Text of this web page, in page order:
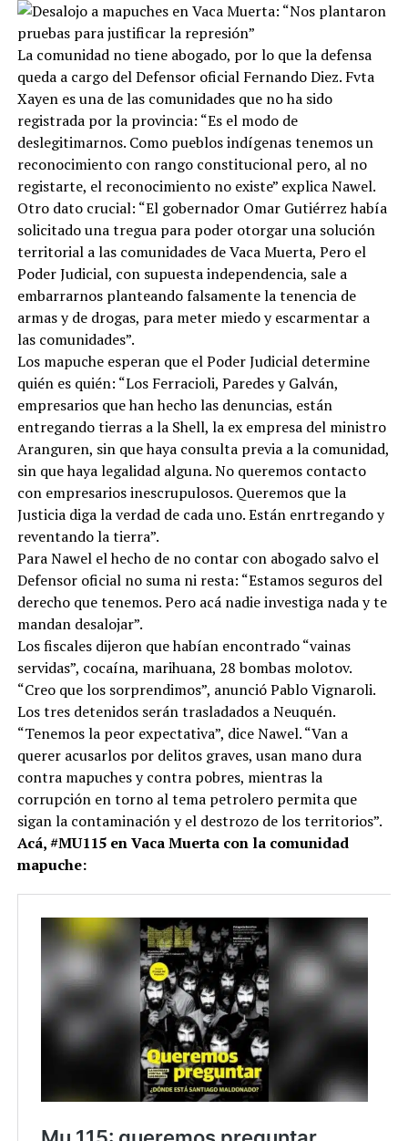
La comunidad no tiene abogado, por lo que la defensa
queda a cargo del Defensor oficial Fernando Diez. Fvta
Xayen es una de las comunidades que no ha sido
registrada por la provincia: “Es el modo de
deslegitimarnos. Como pueblos indígenas tenemos un
reconocimiento con rango constitucional pero, al no
registarte, el reconocimiento no existe” explica Nawel.
Otro dato crucial: “El gobernador Omar Gutiérrez había
solicitado una tregua para poder otorgar una solución
territorial a las comunidades de Vaca Muerta, Pero el
Poder Judicial, con supuesta independencia, sale a
embarrarnos planteando falsamente la tenencia de
armas y de drogas, para meter miedo y escarmentar a
las comunidades”.
Los mapuche esperan que el Poder Judicial determine
quién es quién: “Los Ferracioli, Paredes y Galván,
empresarios que han hecho las denuncias, están
entregando tierras a la Shell, la ex empresa del ministro
Aranguren, sin que haya consulta previa a la comunidad,
sin que haya legalidad alguna. No queremos contacto
con empresarios inescrupulosos. Queremos que la
Justicia diga la verdad de cada uno. Están enrtregando y
reventando la tierra”.
Para Nawel el hecho de no contar con abogado salvo el
Defensor oficial no suma ni resta: “Estamos seguros del
derecho que tenemos. Pero acá nadie investiga nada y te
mandan desalojar”.
Los fiscales dijeron que habían encontrado “vainas
servidas”, cocaína, marihuana, 28 bombas molotov.
“Creo que los sorprendimos”, anunció Pablo Vignaroli.
Los tres detenidos serán trasladados a Neuquén.
“Tenemos la peor expectativa”, dice Nawel. “Van a
querer acusarlos por delitos graves, usan mano dura
contra mapuches y contra pobres, mientras la
corrupción en torno al tema petrolero permita que
sigan la contaminación y el destrozo de los territorios”.
Acá, #MU115 en Vaca Muerta con la comunidad
mapuche: